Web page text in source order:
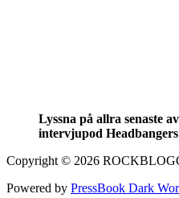
Lyssna på allra senaste
intervjupod
Copyright © 2026
Powered by PressBook Dark